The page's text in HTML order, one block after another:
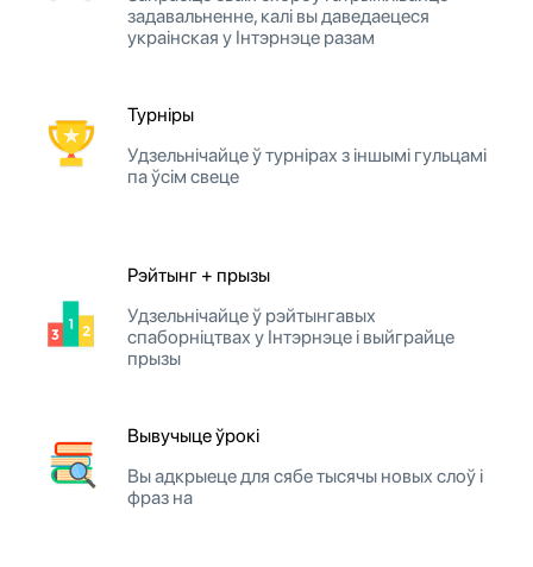
задавальненне, калі вы даведаецеся
украінская у Інтэрнэце разам
Турніры
Удзельнічайце ў турнірах з іншымі гульцамі
па ўсім свеце
Рэйтынг + прызы
Удзельнічайце ў рэйтынгавых
спаборніцтвах у Інтэрнэце і выйграйце
прызы
Вывучыце ўрокі
Вы адкрыеце для сябе тысячы новых слоў і
фраз на